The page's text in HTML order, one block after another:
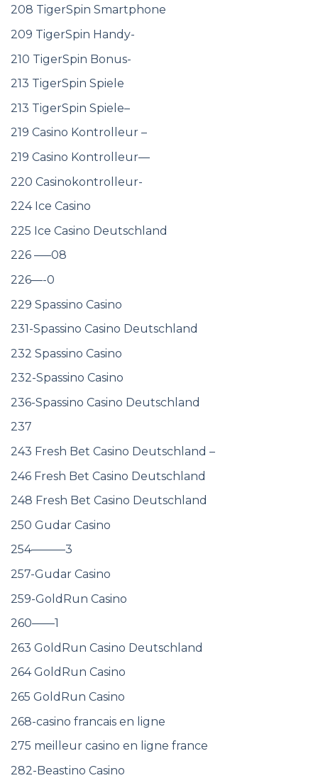
208 TigerSpin Smartphone
209 TigerSpin Handy-
210 TigerSpin Bonus-
213 TigerSpin Spiele
213 TigerSpin Spiele–
219 Casino Kontrolleur –
219 Casino Kontrolleur—
220 Casinokontrolleur-
224 Ice Casino
225 Ice Casino Deutschland
226 —–08
226—-0
229 Spassino Casino
231-Spassino Casino Deutschland
232 Spassino Casino
232-Spassino Casino
236-Spassino Casino Deutschland
237
243 Fresh Bet Casino Deutschland –
246 Fresh Bet Casino Deutschland
248 Fresh Bet Casino Deutschland
250 Gudar Casino
254———3
257-Gudar Casino
259-GoldRun Casino
260——1
263 GoldRun Casino Deutschland
264 GoldRun Casino
265 GoldRun Casino
268-casino francais en ligne
275 meilleur casino en ligne france
282-Beastino Casino